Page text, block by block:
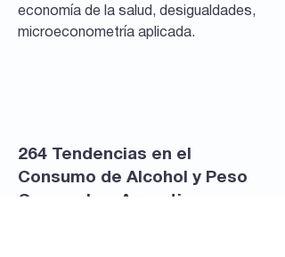
economía de la salud, desigualdades,
microeconometría aplicada.
264 Tendencias en el
Consumo de Alcohol y Peso
Corporal en Argentina